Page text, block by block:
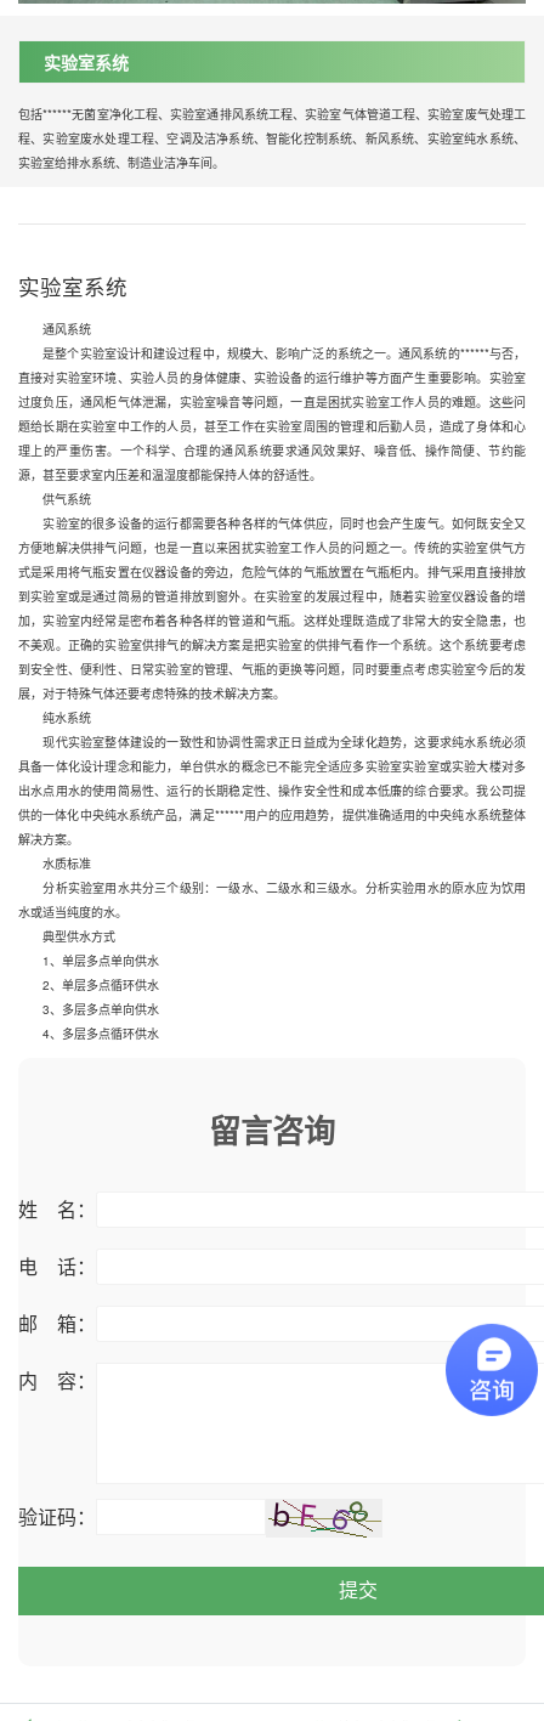
实验室系统
包括******无菌室净化工程、实验室通排风系统工程、实验室气体管道工程、实验室废气处理工
程、实验室废水处理工程、空调及洁净系统、智能化控制系统、新风系统、实验室纯水系统、
实验室给排水系统、制造业洁净车间。
实验室系统
通风系统
是整个实验室设计和建设过程中，规模大、影响广泛的系统之一。通风系统的******与否，
直接对实验室环境、实验人员的身体健康、实验设备的运行维护等方面产生重要影响。实验室
过度负压，通风柜气体泄漏，实验室噪音等问题，一直是困扰实验室工作人员的难题。这些问
题给长期在实验室中工作的人员，甚至工作在实验室周围的管理和后勤人员，造成了身体和心
理上的严重伤害。一个科学、合理的通风系统要求通风效果好、噪音低、操作简便、节约能
源，甚至要求室内压差和温湿度都能保持人体的舒适性。
供气系统
实验室的很多设备的运行都需要各种各样的气体供应，同时也会产生废气。如何既安全又
方便地解决供排气问题，也是一直以来困扰实验室工作人员的问题之一。传统的实验室供气方
式是采用将气瓶安置在仪器设备的旁边，危险气体的气瓶放置在气瓶柜内。排气采用直接排放
到实验室或是通过简易的管道排放到窗外。在实验室的发展过程中，随着实验室仪器设备的增
加，实验室内经常是密布着各种各样的管道和气瓶。这样处理既造成了非常大的安全隐患，也
不美观。正确的实验室供排气的解决方案是把实验室的供排气看作一个系统。这个系统要考虑
到安全性、便利性、日常实验室的管理、气瓶的更换等问题，同时要重点考虑实验室今后的发
展，对于特殊气体还要考虑特殊的技术解决方案。
纯水系统
现代实验室整体建设的一致性和协调性需求正日益成为全球化趋势，这要求纯水系统必须
具备一体化设计理念和能力，单台供水的概念已不能完全适应多实验室实验室或实验大楼对多
出水点用水的使用简易性、运行的长期稳定性、操作安全性和成本低廉的综合要求。我公司提
供的一体化中央纯水系统产品，满足******用户的应用趋势，提供准确适用的中央纯水系统整体
解决方案。
水质标准
分析实验室用水共分三个级别：一级水、二级水和三级水。分析实验用水的原水应为饮用
水或适当纯度的水。
典型供水方式
1、单层多点单向供水
2、单层多点循环供水
3、多层多点单向供水
4、多层多点循环供水
留言咨询
姓 名：
电 话：
邮 箱：
内 容：
验证码：
提交